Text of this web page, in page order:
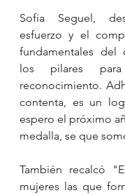
Sofia Seguel,
esfuerzo y el
fundamentales del
los pilares
reconocimiento.
contenta, es un
espero el próximo
medalla, se que
También recalcó
mujeres las que